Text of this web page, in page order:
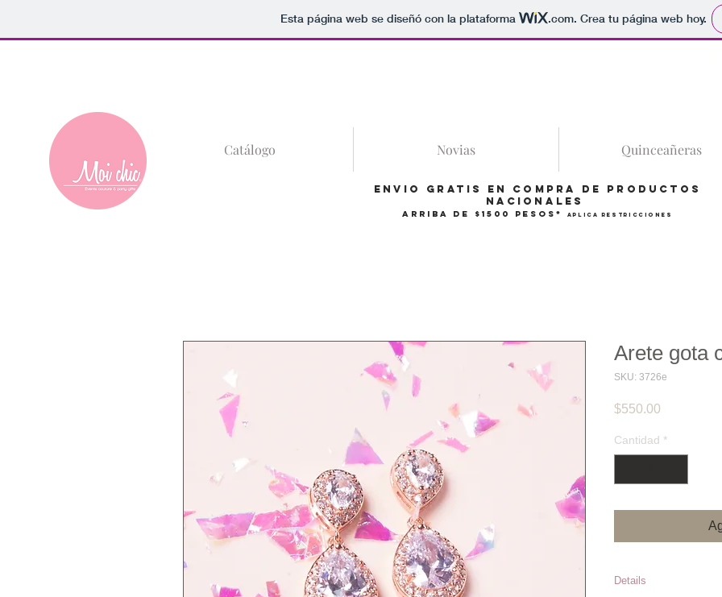
Esta página web se diseñó con la plataforma .com. Crea tu página web hoy.
Catálogo Novias Quinceañeras
Envio gratis en compra de productos
Nacionales
arriba de $1500 pesos* Aplica restricciones
Arete gota
SKU: 3726e
$550.00
Cantidad *
Details